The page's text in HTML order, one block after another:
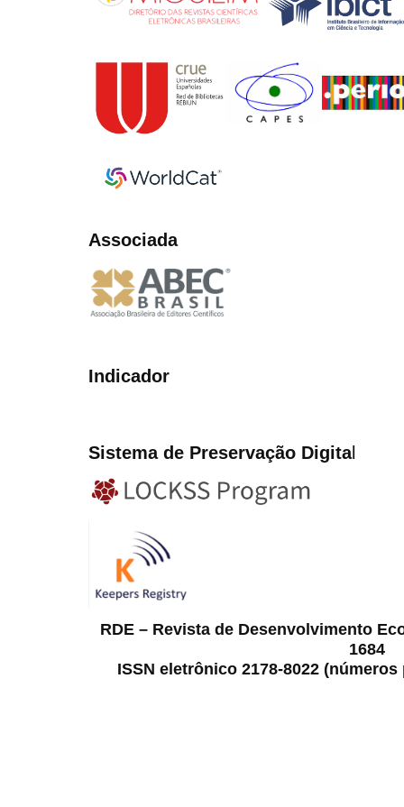
Associada
Indicador
Sistema de Preservação Digital
RDE – Revista de Desenvolvimento
1684
ISSN eletrônico 2178-8022